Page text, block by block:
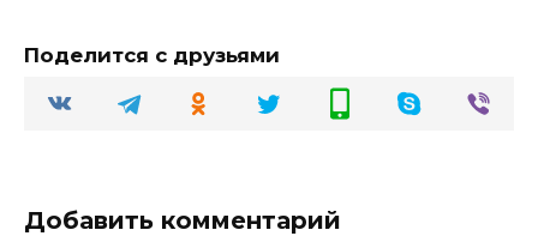
Поделится с друзьями
Добавить комментарий